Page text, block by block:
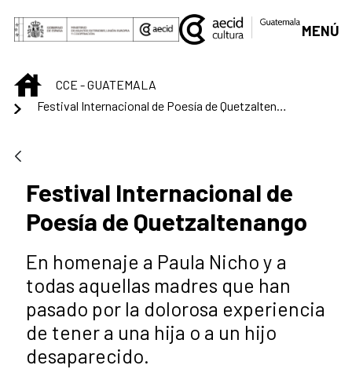
Saut au contenu principal
MENÚ
INICIOCCE - GUATEMALA
Festival Internacional de
Poesía de Quetzaltenango
En homenaje a Paula Nicho y a
todas aquellas madres que han
pasado por la dolorosa experiencia
de tener a una hija o a un hijo
desaparecido.